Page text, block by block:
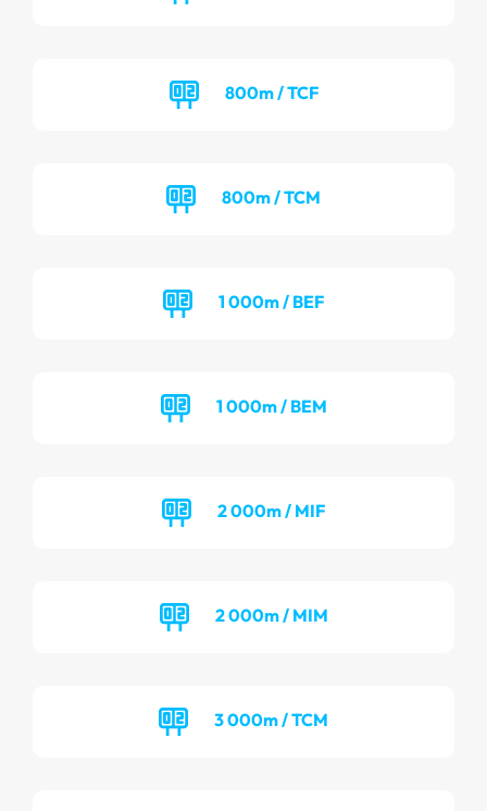
800m / TCF
800m / TCM
1 000m / BEF
1 000m / BEM
2 000m / MIF
2 000m / MIM
3 000m / TCM